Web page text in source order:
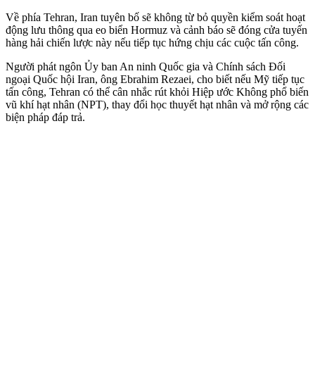
Về phía Tehran, Iran tuyên bố sẽ không từ bỏ quyền kiểm soát hoạt
động lưu thông qua eo biển Hormuz và cảnh báo sẽ đóng cửa tuyến
hàng hải chiến lược này nếu tiếp tục hứng chịu các cuộc tấn công.
Người phát ngôn Ủy ban An ninh Quốc gia và Chính sách Đối
ngoại Quốc hội Iran, ông Ebrahim Rezaei, cho biết nếu Mỹ tiếp tục
tấn công, Tehran có thể cân nhắc rút khỏi Hiệp ước Không phổ biến
vũ khí hạt nhân (NPT), thay đổi học thuyết hạt nhân và mở rộng các
biện pháp đáp trả.